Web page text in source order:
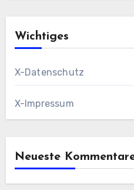
Wichtiges
X-Datenschutz
X-Impressum
Neueste